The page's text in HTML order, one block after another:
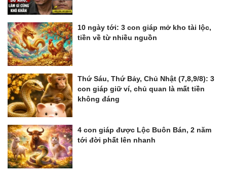
10 ngày tới: 3 con giáp mở kho tài lộc,
tiền về từ nhiều nguồn
Thứ Sáu, Thứ Bảy, Chủ Nhật (7,8,9/8): 3
con giáp giữ ví, chủ quan là mất tiền
không đáng
4 con giáp được Lộc Buôn Bán, 2 năm
tới đời phất lên nhanh